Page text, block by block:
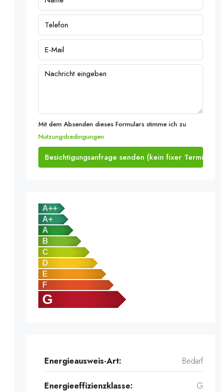
Mit dem Absenden dieses Formulars stimme ich zu
Nutzungsbedingungen
Besichtigungsanfrage senden (kein fixer Termin)
A++
A+
A
B
C
D
E
F
G
Energieausweis-Art: Bedarf
Energieeffizienzklasse: G